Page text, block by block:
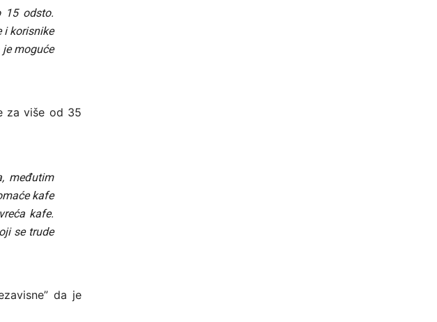
15 odsto.
i korisnike
moguće
za više od 35
međutim
kafe
kafe.
se trude
da je